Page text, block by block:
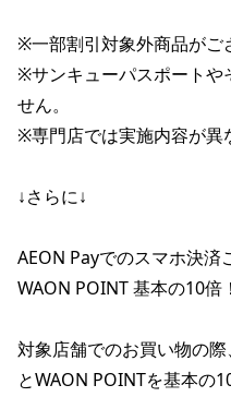
※一部割引対象外商品がご
※サンキューパスポートや
せん。
※専門店では実施内容が異
↓さらに↓
AEON Payでのスマホ決済
WAON POINT 基本の10倍
対象店舗でのお買い物の
とWAON POINTを基本の